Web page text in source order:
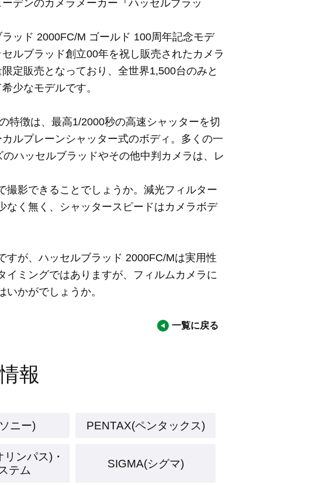
デンのカメラメーカー『ハッセルブラッ
ッド 2000FC/M ゴールド 100周年記念モデ
ルブラッド創立00年を祝し販売されたカメラ
定販売となっており、全世界1,500台のみと
少なモデルです。
特徴は、最高1/2000秒の高速シャッターを切
ルプレーンシャッター式のボディ。多くの一
ハッセルブラッドやその他中判カメラは、レ
影できることでしょうか。減光フィルター
なく無く、シャッタースピードはカメラボデ
すが、ハッセルブラッド 2000FC/Mは実用性
イミングではありますが、フィルムカメラに
かがでしょうか。
一覧に戻る
報
ニー) PENTAX(ペンタックス)
ンパス)・
テム
SIGMA(シグマ)